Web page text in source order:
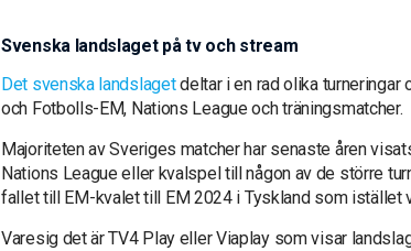
Svenska landslaget på tv och stream
Det svenska landslagetdeltar i en rad olika
och Fotbolls-EM, Nations League och träningsmatcher.
Majoriteten av Sveriges matcher har senaste åren
Nations League eller kvalspel till någon av de större
fallet till EM-kvalet till EM 2024 i Tyskland som istället
Varesig det är TV4 Play eller Viaplay som visar